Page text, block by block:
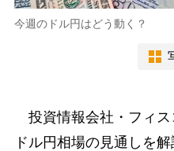
今週のドル円はどう動く？
投資情報会社・フィス
ドル円相場の見通しを解